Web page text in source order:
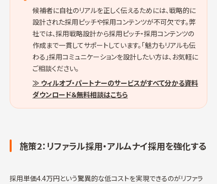
候補者に自社のリアルを正しく伝えるためには、戦略的に
設計された採用ピッチや採用コンテンツが不可欠です。弊
社では、採用戦略設計から採用ピッチ・採用コンテンツの
作成まで一貫してサポートしています。「魅力もリアルも伝
わる」採用コミュニケーションを設計したい方は、お気軽に
ご相談ください。
≫ ウィルオブ・パートナーのサービスがすべて分かる資料
ダウンロード＆無料相談はこちら
施策2：リファラル採用・アルムナイ採用を強化する
採用単価4.4万円という驚異的な低コストを実現できるのがリファラ